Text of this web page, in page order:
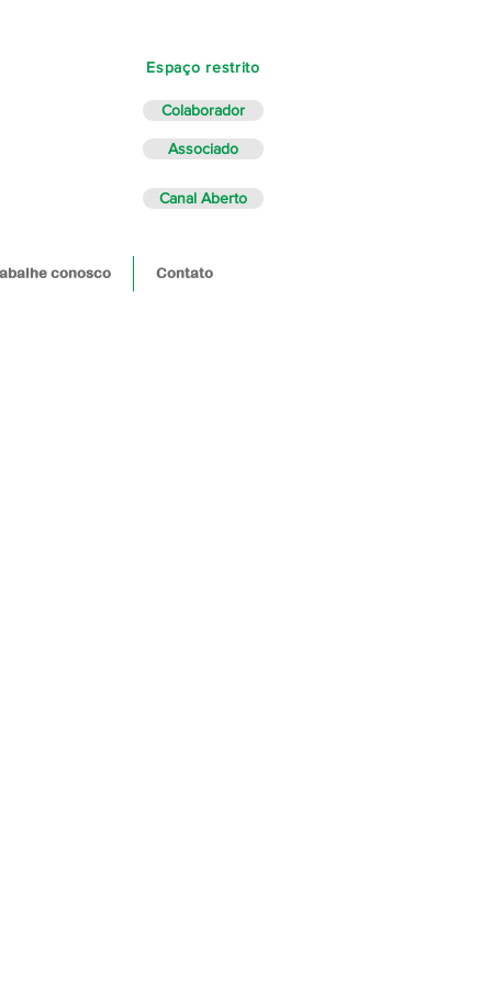
Espaço restrito
Colaborador
Associado
Canal Aberto
conosco Contato